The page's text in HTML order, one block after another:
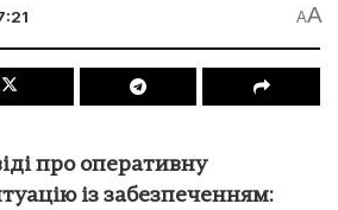
AA
про оперативну
із забезпеченням: